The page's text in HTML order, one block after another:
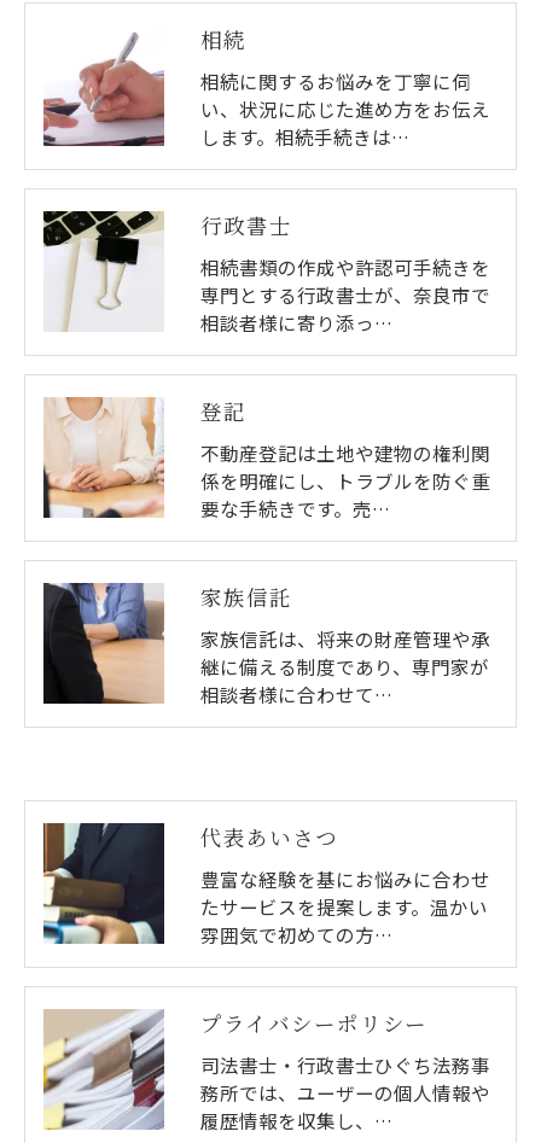
相続
相続に関するお悩みを丁寧に伺
い、状況に応じた進め方をお伝え
します。相続手続きは…
行政書士
相続書類の作成や許認可手続きを
専門とする行政書士が、奈良市で
相談者様に寄り添っ…
登記
不動産登記は土地や建物の権利関
係を明確にし、トラブルを防ぐ重
要な手続きです。売…
家族信託
家族信託は、将来の財産管理や承
継に備える制度であり、専門家が
相談者様に合わせて…
代表あいさつ
豊富な経験を基にお悩みに合わせ
たサービスを提案します。温かい
雰囲気で初めての方…
プライバシーポリシー
司法書士・行政書士ひぐち法務事
務所では、ユーザーの個人情報や
履歴情報を収集し、…